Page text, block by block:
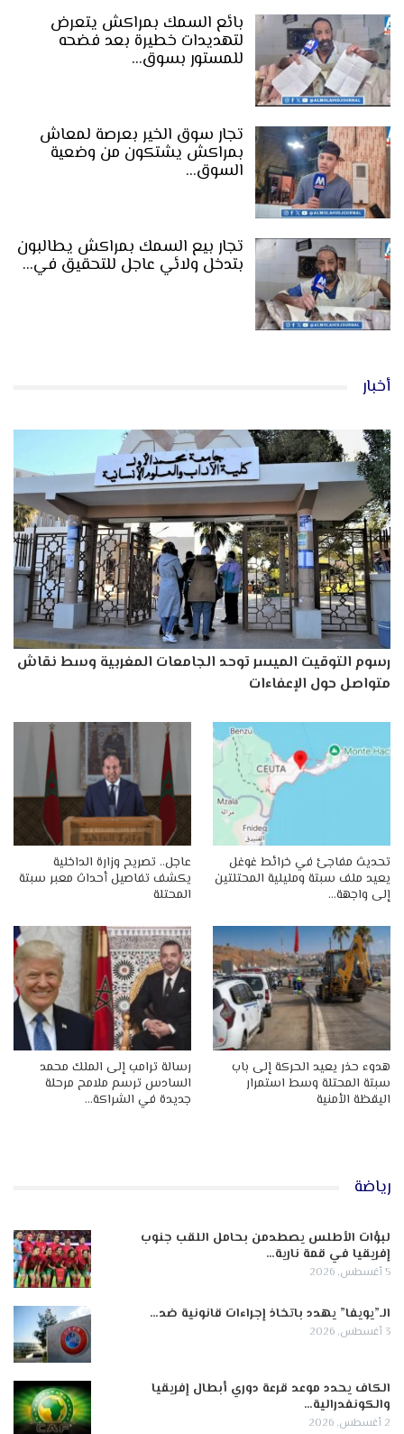
بائع السمك بمراكش يتعرض
لتهديدات خطيرة بعد فضحه
للمستور بسوق…
تجار سوق الخير بعرصة لمعاش
بمراكش يشتكون من وضعية
السوق…
تجار بيع السمك بمراكش يطالبون
بتدخل ولائي عاجل للتحقيق في…
أخبار
رسوم التوقيت الميسر توحد الجامعات المغربية وسط نقاش
متواصل حول الإعفاءات
تحديث مفاجئ في خرائط غوغل
يعيد ملف سبتة ومليلية المحتلتين
إلى واجهة…
عاجل.. تصريح وزارة الداخلية
يكشف تفاصيل أحداث معبر سبتة
المحتلة
هدوء حذر يعيد الحركة إلى باب
سبتة المحتلة وسط استمرار
اليقظة الأمنية
رسالة ترامب إلى الملك محمد
السادس ترسم ملامح مرحلة
جديدة في الشراكة…
رياضة
لبؤات الأطلس يصطدمن بحامل اللقب جنوب
إفريقيا في قمة نارية…
5 أغسطس, 2026
الـ”يويفا” يهدد باتخاذ إجراءات قانونية ضد…
3 أغسطس, 2026
الكاف يحدد موعد قرعة دوري أبطال إفريقيا
والكونفدرالية…
2 أغسطس, 2026